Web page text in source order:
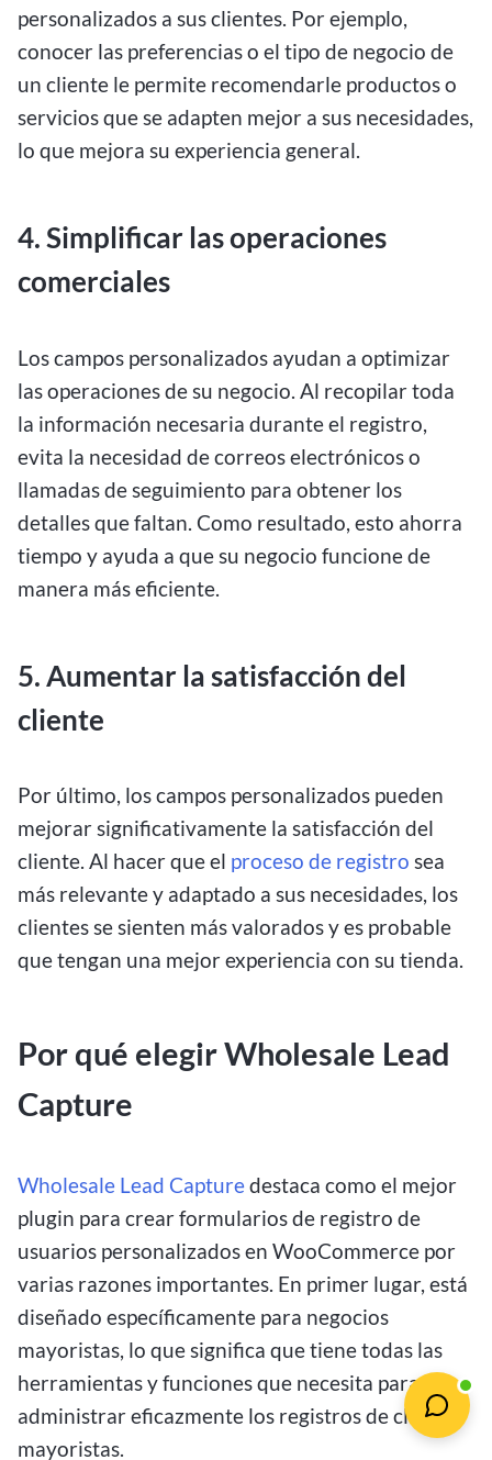
personalizados a sus clientes. Por ejemplo,
conocer las preferencias o el tipo de negocio de
un cliente le permite recomendarle productos o
servicios que se adapten mejor a sus necesidades,
lo que mejora su experiencia general.
4. Simplificar las operaciones
comerciales
Los campos personalizados ayudan a optimizar
las operaciones de su negocio. Al recopilar toda
la información necesaria durante el registro,
evita la necesidad de correos electrónicos o
llamadas de seguimiento para obtener los
detalles que faltan. Como resultado, esto ahorra
tiempo y ayuda a que su negocio funcione de
manera más eficiente.
5. Aumentar la satisfacción del
cliente
Por último, los campos personalizados pueden
mejorar significativamente la satisfacción del
cliente. Al hacer que el proceso de registro sea
más relevante y adaptado a sus necesidades, los
clientes se sienten más valorados y es probable
que tengan una mejor experiencia con su tienda.
Por qué elegir Wholesale Lead
Capture
Wholesale Lead Capturedestaca como el mejor
plugin para crear formularios de registro de
usuarios personalizados en WooCommerce por
varias razones importantes. En primer lugar, está
diseñado específicamente para negocios
mayoristas, lo que significa que tiene todas las
herramientas y funciones que necesita para
administrar eficazmente los registros de clientes
mayoristas.